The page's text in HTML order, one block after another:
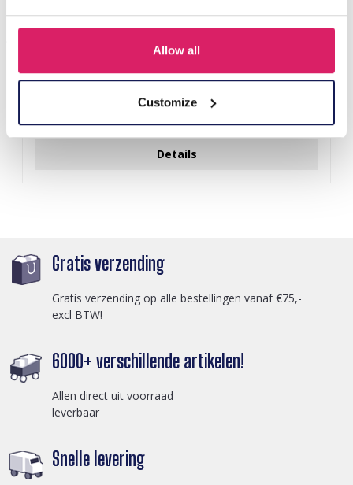
Allow all
Customize
Login voor prijzen
Details
Gratis verzending
Gratis verzending op alle bestellingen vanaf €75,-
excl BTW!
6000+ verschillende artikelen!
Allen direct uit voorraad
leverbaar
Snelle levering